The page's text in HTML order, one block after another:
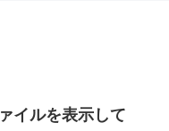
イルを表示して